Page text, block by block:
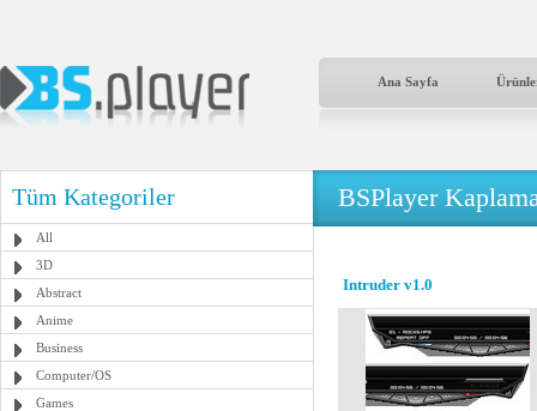
Ana Sayfa
Tüm Kategoriler
All
3D
Abstract
Anime
Business
Computer/OS
Games
BSPlayer
Intruder v1.0